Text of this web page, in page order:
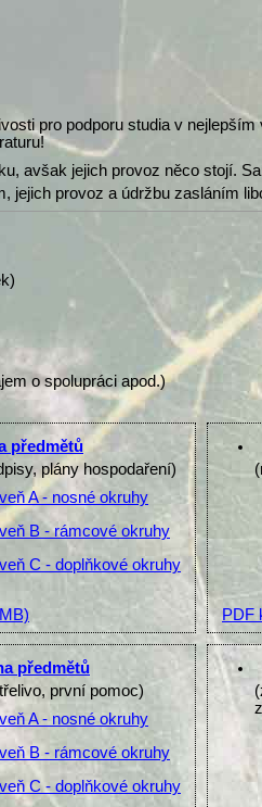
pro podporu studia v
avšak jejich provoz něco stojí.
jejich provoz a údržbu zasláním
o spolupráci apod.)
předmětů
plány hospodaření)
A - nosné okruhy
B - rámcové okruhy
C - doplňkové okruhy
PDF
předmětů
první pomoc)
A - nosné okruhy
B - rámcové okruhy
C - doplňkové okruhy